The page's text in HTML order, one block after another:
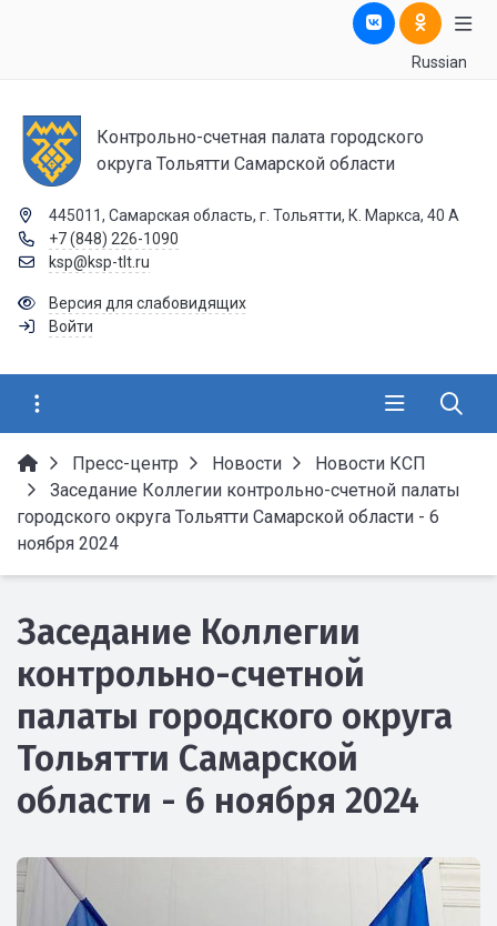
Russian
Контрольно-счетная палата городского
округа Тольятти Самарской области
445011, Самарская область, г. Тольятти, К. Маркса, 40 А
+7 (848) 226-1090
ksp@ksp-tlt.ru
Версия для слабовидящих
Войти
Пресс-центр Новости
Новости КСП
Заседание Коллегии контрольно-счетной палаты
городского округа Тольятти Самарской области - 6
ноября 2024
Заседание Коллегии
контрольно-счетной
палаты городского округа
Тольятти Самарской
области - 6 ноября 2024